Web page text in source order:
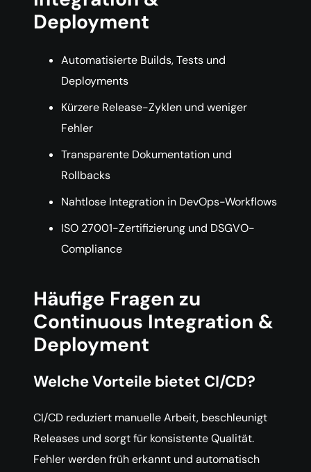
Deployment
Automatisierte Builds, Tests und
Deployments
Kürzere Release-Zyklen und weniger
Fehler
Transparente Dokumentation und
Rollbacks
Nahtlose Integration in DevOps-Workflows
ISO 27001-Zertifizierung und DSGVO-
Compliance
Häufige Fragen zu
Continuous Integration &
Deployment
Welche Vorteile bietet CI/CD?
CI/CD reduziert manuelle Arbeit, beschleunigt
Releases und sorgt für konsistente Qualität.
Fehler werden früh erkannt und automatisch